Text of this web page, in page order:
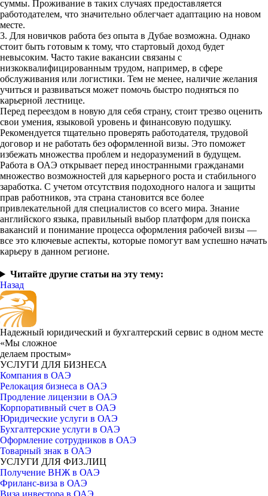
суммы. Проживание в таких случаях предоставляется
работодателем, что значительно облегчает адаптацию на новом
месте.
3. Для новичков работа без опыта в Дубае возможна. Однако
стоит быть готовым к тому, что стартовый доход будет
невысоким. Часто такие вакансии связаны с
низкоквалифицированным трудом, например, в сфере
обслуживания или логистики. Тем не менее, наличие желания
учиться и развиваться может помочь быстро подняться по
карьерной лестнице.
Перед переездом в новую для себя страну, стоит трезво оценить
свои умения, языковой уровень и финансовую подушку.
Рекомендуется тщательно проверять работодателя, трудовой
договор и не работать без оформленной визы. Это поможет
избежать множества проблем и недоразумений в будущем.
Работа в ОАЭ открывает перед иностранными гражданами
множество возможностей для карьерного роста и стабильного
заработка. С учетом отсутствия подоходного налога и защиты
прав работников, эта страна становится все более
привлекательной для специалистов со всего мира. Знание
английского языка, правильный выбор платформ для поиска
вакансий и понимание процесса оформления рабочей визы —
все это ключевые аспекты, которые помогут вам успешно начать
карьеру в данном регионе.
Читайте другие статьи на эту тему:
Назад
Надежный юридический и бухгалтерский сервис в одном месте
«Мы сложное
делаем простым»
УСЛУГИ ДЛЯ БИЗНЕСА
Компания в ОАЭ
Релокация бизнеса в ОАЭ
Продление лицензии в ОАЭ
Корпоративный счет в ОАЭ
Юридические услуги в ОАЭ
Бухгалтерские услуги в ОАЭ
Оформление сотрудников в ОАЭ
Товарный знак в ОАЭ
УСЛУГИ ДЛЯ ФИЗ.ЛИЦ
Получение ВНЖ в ОАЭ
Фриланс-виза в ОАЭ
Виза инвестора в ОАЭ